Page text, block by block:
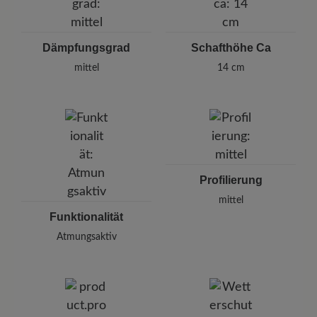
Dämpfungsgrad
mittel
Schafthöhe Ca
14 cm
Funktionalität
Atmungsaktiv
Profilierung
mittel